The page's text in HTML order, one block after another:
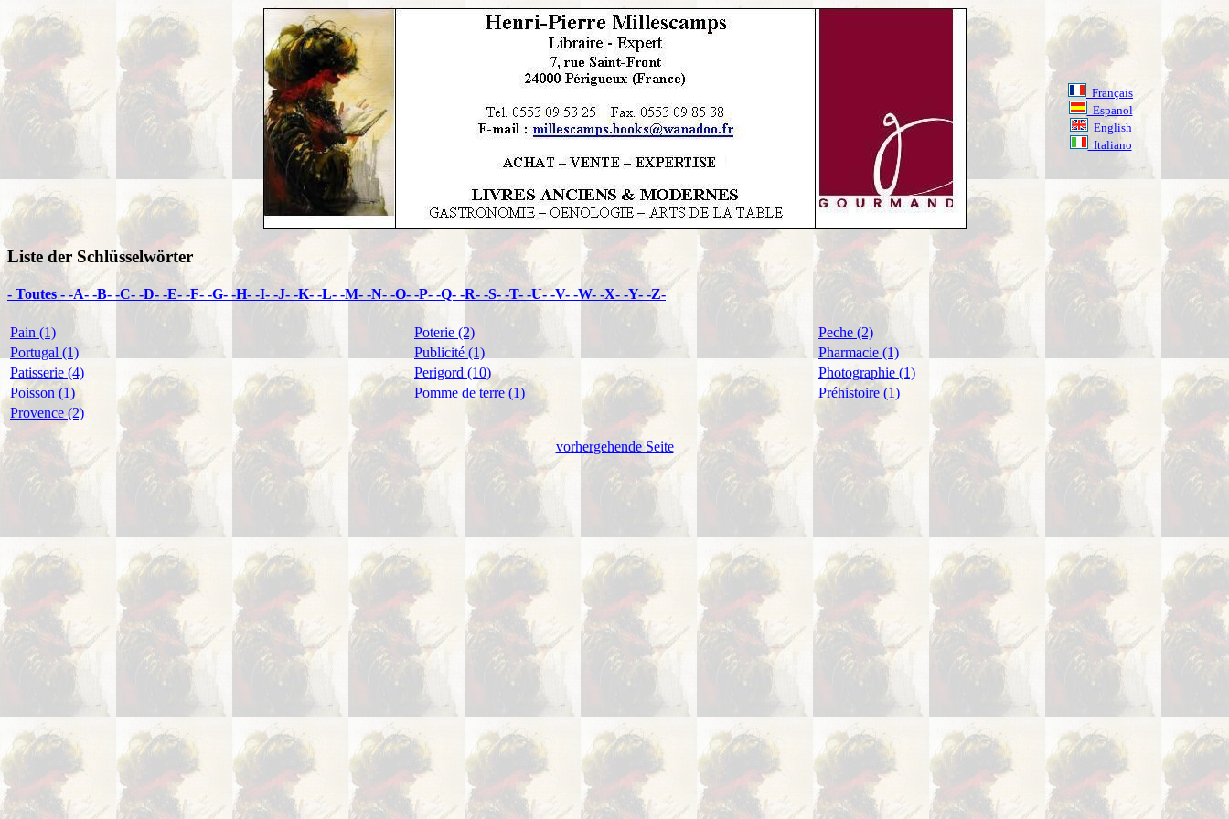
Français
Espanol
English
Italiano
Liste der Schlüsselwörter
- Toutes - -A- -B- -C- -D- -E- -F--G- -H- -I- -J- -K--L- -M- -N- -O- -P--Q- -R- -S- -T- -U--V- -W- -X- -Y- -Z-
Pain (1) Poterie (2)
Peche (2)
Portugal (1)
Publicité (1)
Pharmacie (1)
Patisserie (4)
Perigord (10)
Photographie (1)
Poisson (1)
Pomme de terre (1)
Préhistoire (1)
Provence (2)
vorhergehende Seite